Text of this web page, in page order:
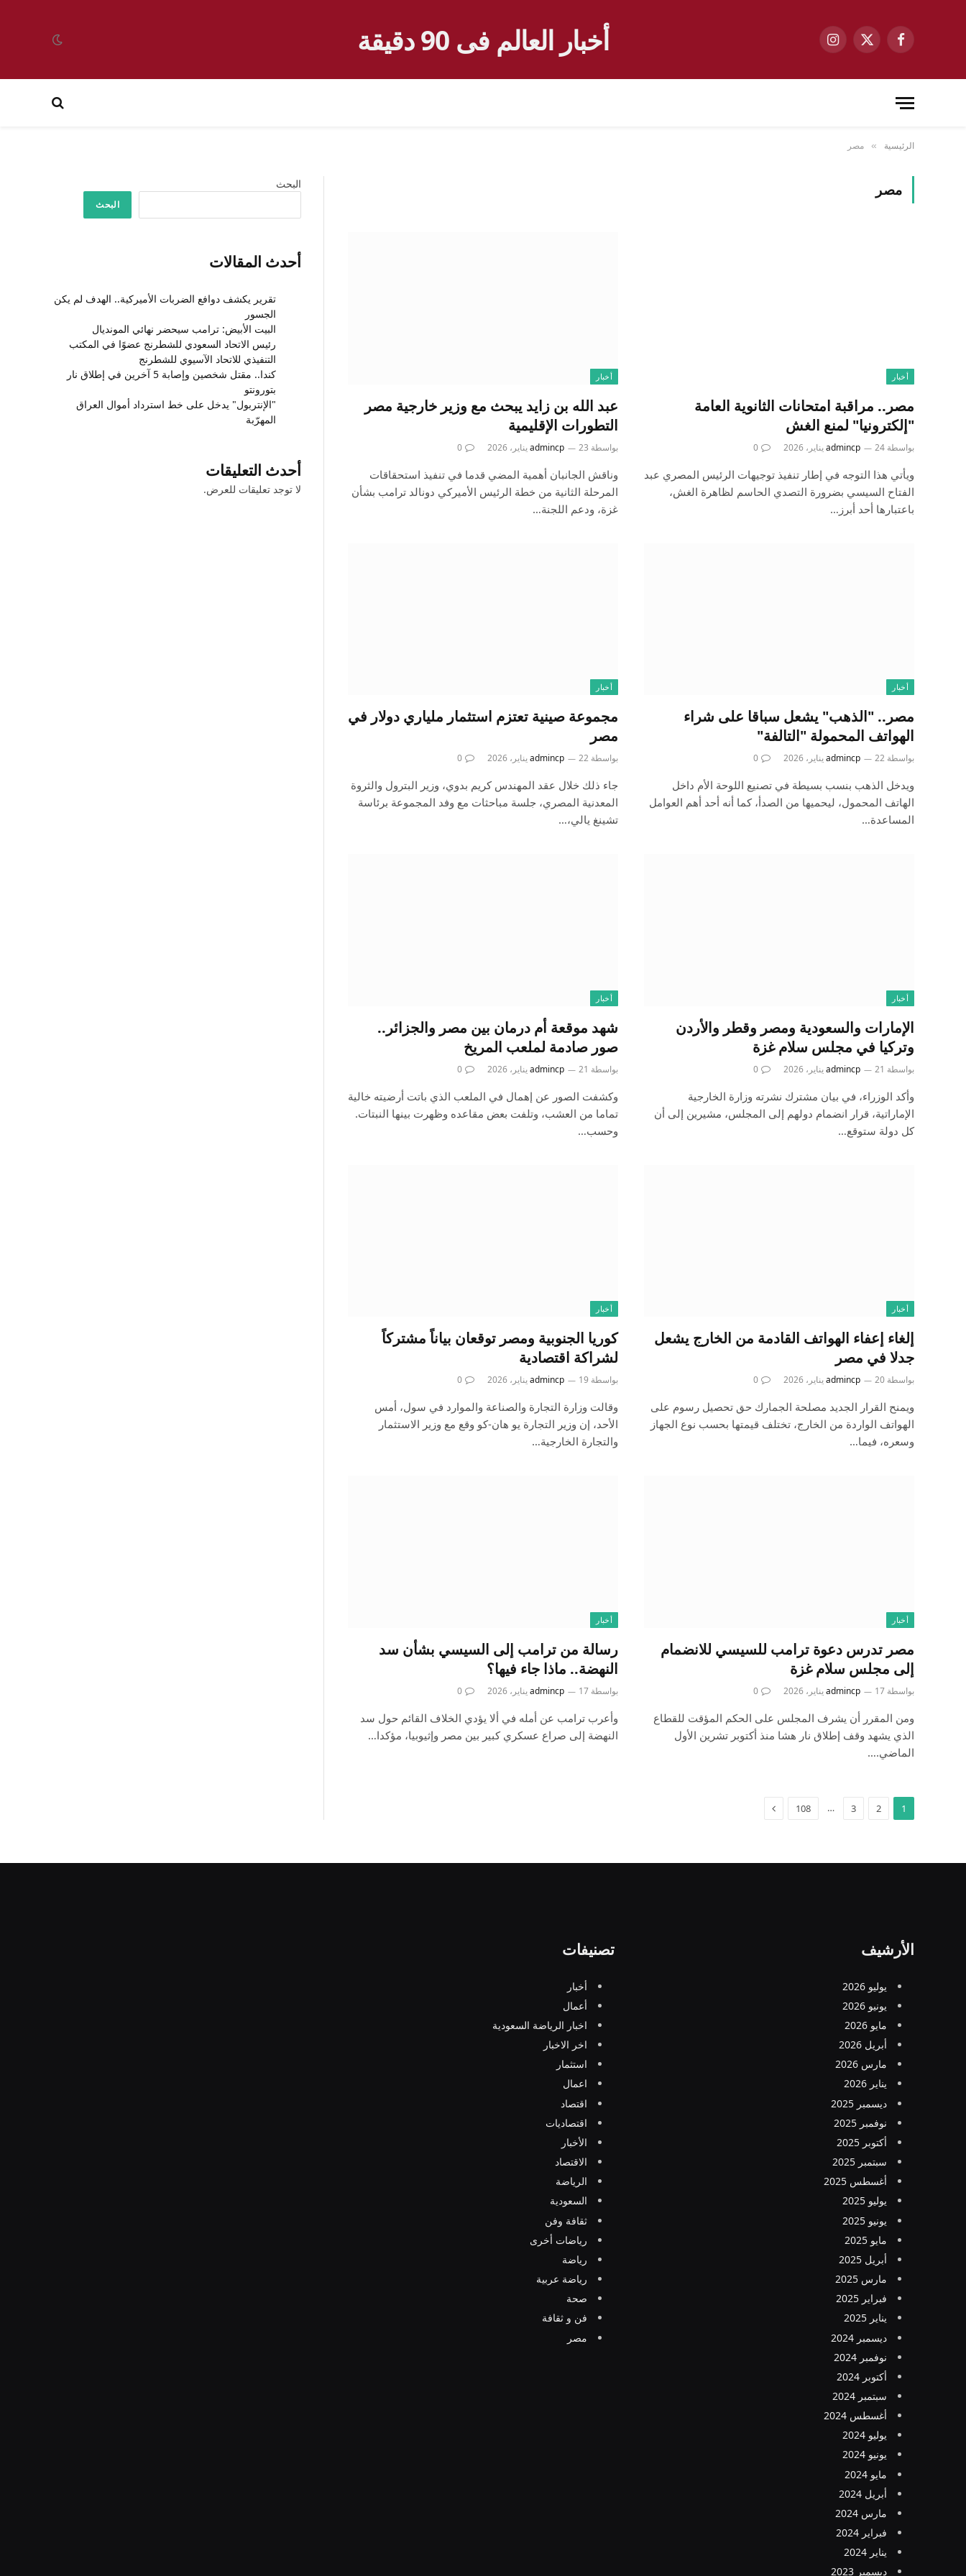
فيسبوكX
الانستغرام أخبار العالم فى 90 دقيقة
الرئيسية » مصر
مصر
أخبار
مصر.. مراقبة امتحانات الثانوية العامة
"إلكترونيا" لمنع الغش
بواسطة admincp 24 يناير، 2026 0
ويأتي هذا التوجه في إطار تنفيذ توجيهات الرئيس المصري عبد
الفتاح السيسي بضرورة التصدي الحاسم لظاهرة الغش،
باعتبارها أحد أبرز…
أخبار
عبد الله بن زايد يبحث مع وزير خارجية مصر
التطورات الإقليمية
بواسطة admincp 23 يناير، 2026 0
وناقش الجانبان أهمية المضي قدما في تنفيذ استحقاقات
المرحلة الثانية من خطة الرئيس الأميركي دونالد ترامب بشأن
غزة، ودعم اللجنة…
أخبار
مصر.. "الذهب" يشعل سباقا على شراء
الهواتف المحمولة "التالفة"
بواسطة admincp 22 يناير، 2026 0
ويدخل الذهب بنسب بسيطة في تصنيع اللوحة الأم داخل
الهاتف المحمول، ليحميها من الصدأ، كما أنه أحد أهم العوامل
المساعدة…
أخبار
مجموعة صينية تعتزم استثمار ملياري دولار في
مصر
بواسطة admincp 22 يناير، 2026 0
جاء ذلك خلال عقد المهندس كريم بدوي، وزير البترول والثروة
المعدنية المصري، جلسة مباحثات مع وفد المجموعة برئاسة
تشينغ يالي،…
أخبار
الإمارات والسعودية ومصر وقطر والأردن
وتركيا في مجلس سلام غزة
بواسطة admincp 21 يناير، 2026 0
وأكد الوزراء، في بيان مشترك نشرته وزارة الخارجية
الإماراتية، قرار انضمام دولهم إلى المجلس، مشيرين إلى أن
كل دولة ستوقع…
أخبار
شهد موقعة أم درمان بين مصر والجزائر..
صور صادمة لملعب المريخ
بواسطة admincp 21 يناير، 2026 0
وكشفت الصور عن إهمال في الملعب الذي باتت أرضيته خالية
تماما من العشب، وتلفت بعض مقاعده وظهرت بينها النبتات.
وحسب…
أخبار
إلغاء إعفاء الهواتف القادمة من الخارج يشعل
جدلا في مصر
بواسطة admincp 20 يناير، 2026 0
ويمنح القرار الجديد مصلحة الجمارك حق تحصيل رسوم على
الهواتف الواردة من الخارج، تختلف قيمتها بحسب نوع الجهاز
وسعره، فيما…
أخبار
كوريا الجنوبية ومصر توقعان بياناً مشتركاً
لشراكة اقتصادية
بواسطة admincp 19 يناير، 2026 0
وقالت وزارة التجارة والصناعة والموارد في سول، أمس
الأحد، إن وزير التجارة يو هان-كو وقع مع وزير الاستثمار
والتجارة الخارجية…
أخبار
مصر تدرس دعوة ترامب للسيسي للانضمام
إلى مجلس سلام غزة
بواسطة admincp 17 يناير، 2026 0
ومن المقرر أن يشرف المجلس على الحكم المؤقت للقطاع
الذي يشهد وقف إطلاق نار هشا منذ أكتوبر تشرين الأول
الماضي.…
أخبار
رسالة من ترامب إلى السيسي بشأن سد
النهضة.. ماذا جاء فيها؟
بواسطة admincp 17 يناير، 2026 0
وأعرب ترامب عن أمله في ألا يؤدي الخلاف القائم حول سد
النهضة إلى صراع عسكري كبير بين مصر وإثيوبيا، مؤكدا…
1
2
3
…
108 التالي
البحث
البحث
أحدث المقالات
تقرير يكشف دوافع الضربات الأميركية.. الهدف لم يكن
الجسور
البيت الأبيض: ترامب سيحضر نهائي المونديال
رئيس الاتحاد السعودي للشطرنج عضوًا في المكتب
التنفيذي للاتحاد الآسيوي للشطرنج
كندا.. مقتل شخصين وإصابة 5 آخرين في إطلاق نار
بتورونتو
"الإنتربول" يدخل على خط استرداد أموال العراق
المهرّبة
أحدث التعليقات
لا توجد تعليقات للعرض.
الأرشيف
يوليو 2026
يونيو 2026
مايو 2026
أبريل 2026
مارس 2026
يناير 2026
ديسمبر 2025
نوفمبر 2025
أكتوبر 2025
سبتمبر 2025
أغسطس 2025
يوليو 2025
يونيو 2025
مايو 2025
أبريل 2025
مارس 2025
فبراير 2025
يناير 2025
ديسمبر 2024
نوفمبر 2024
أكتوبر 2024
سبتمبر 2024
أغسطس 2024
يوليو 2024
يونيو 2024
مايو 2024
أبريل 2024
مارس 2024
فبراير 2024
يناير 2024
ديسمبر 2023
تصنيفات
أخبار
أعمال
اخبار الرياضة السعودية
اخر الاخبار
استثمار
اعمال
اقتصاد
اقتصاديات
الأخبار
الاقتصاد
الرياضة
السعودية
ثقافة وفن
رياضات أخرى
رياضة
رياضة عربية
صحة
فن و ثقافة
مصر